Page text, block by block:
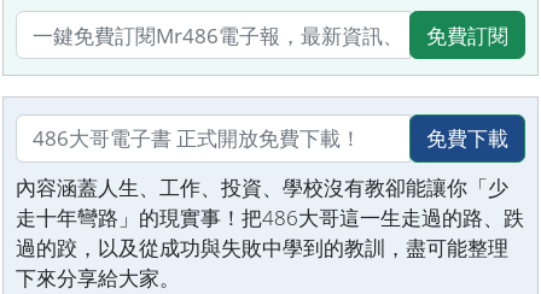
免費訂閱
免費下載
內容涵蓋人生、工作、投資、學校沒有教卻能讓你「少
走十年彎路」的現實事！把486大哥這一生走過的路、跌
過的跤，以及從成功與失敗中學到的教訓，盡可能整理
下來分享給大家。